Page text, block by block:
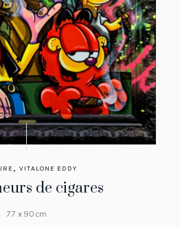
, VITALONE EDDY
de cigares
77 x 90 cm